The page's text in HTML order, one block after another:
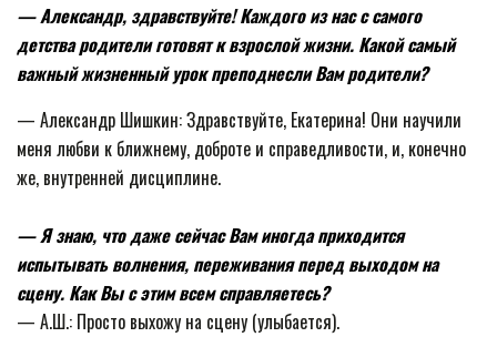
— Александр, здравствуйте! Каждого из нас с самого
детства родители готовят к взрослой жизни. Какой самый
важный жизненный урок преподнесли Вам родители?
— Александр Шишкин: Здравствуйте, Екатерина! Они научили
меня любви к ближнему, доброте и справедливости, и, конечно
же, внутренней дисциплине.
— Я знаю, что даже сейчас Вам иногда приходится
испытывать волнения, переживания перед выходом на
сцену. Как Вы с этим всем справляетесь?
— А.Ш.: Просто выхожу на сцену (улыбается).